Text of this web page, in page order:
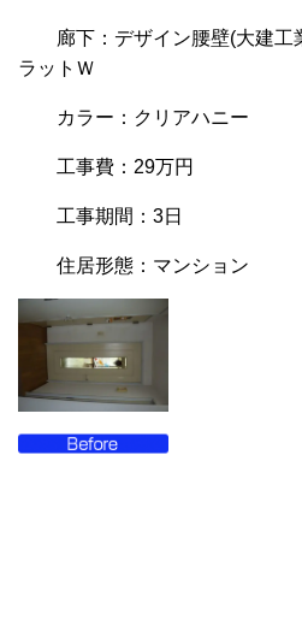
廊下：デザイン腰壁(大建工
ラットＷ
カラー：クリアハニー
工事費：29万円
工事期間：3日
住居形態：マンション